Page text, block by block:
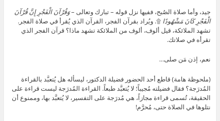
جيد، وأما صلاة الصُبح، ففيها نزل قوله – تبارك وتعالى –وَقُرْآنَ الْفَجْرِ إِنَّ قُرْآنَ
الْفَجْرِ كَانَ مَشْهُودًا ۩. ويُراد بقرآن الفجر، القرآن الذي يُقرأ في صلاة الفجر.
تشهد الملائكة، قيل ألوف، ألوف من الملائكة تشهد ماذا؟ قرآن الفجر الذي
تقرأه في صلاتك.
نعم، إذن مَن صلى…
(ملحوظة هامة) قاطع أحد الحضور فضيلة الدكتور، ليسأله هل يُتعبَّد بالقراءة
المُدرَجة؟ فقال فضيلته مُجيباً؛ لا يُتعبَّد طبعاً. القراءة المُدرَجة ليست قراءة على
الحقيقة، تُسمى قراءة مجازاً، هي مُدرَجة على التفسير، لا يُتعبَّد بها، وممنوع أن
نتلوها في الصلاة حتى، مُحرَّم!